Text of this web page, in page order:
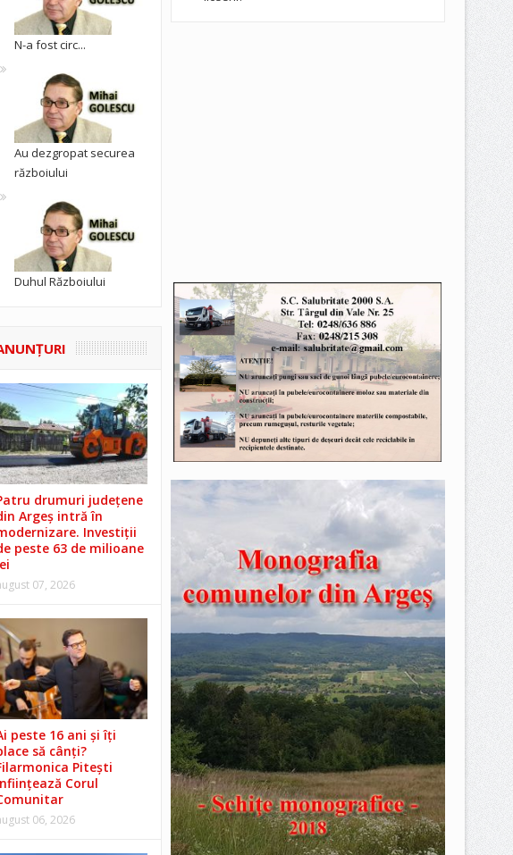
N-a fost circ...
Au dezgropat securea
războiului
Duhul Războiului
drumuri județene
Argeș intră în
Investiții
peste 63 de milioane
07, 2026
peste 16 ani și îți
să cânți?
Pitești
Corul
06, 2026